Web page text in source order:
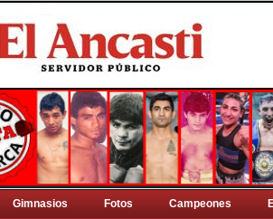
Gimnasios Fotos Campeones